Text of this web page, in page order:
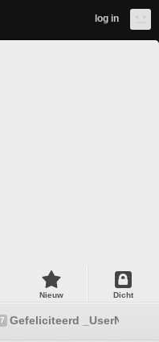
log in
Nieuw Dicht
Gefeliciteerd _UserName_